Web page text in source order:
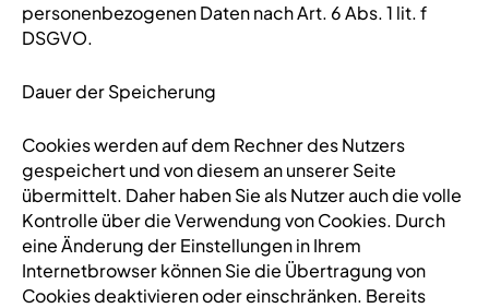
personenbezogenen Daten nach Art. 6 Abs. 1 lit. f
DSGVO.
Dauer der Speicherung
Cookies werden auf dem Rechner des Nutzers
gespeichert und von diesem an unserer Seite
übermittelt. Daher haben Sie als Nutzer auch die volle
Kontrolle über die Verwendung von Cookies. Durch
eine Änderung der Einstellungen in Ihrem
Internetbrowser können Sie die Übertragung von
Cookies deaktivieren oder einschränken. Bereits